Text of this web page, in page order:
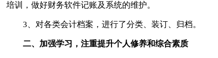
培训，做好财务软件记账及系统的维护。
3、对各类会计档案，进行了分类、装订、归档。
二、加强学习，注重提升个人修养和综合素质